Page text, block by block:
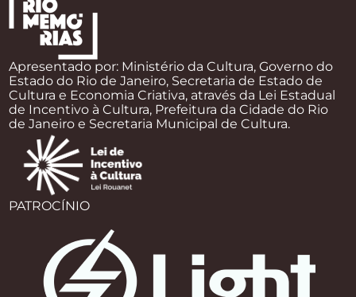
Apresentado por: Ministério da Cultura, Governo do
Estado do Rio de Janeiro, Secretaria de Estado de
Cultura e Economia Criativa, através da Lei Estadual
de Incentivo à Cultura, Prefeitura da Cidade do Rio
de Janeiro e Secretaria Municipal de Cultura.
PATROCÍNIO